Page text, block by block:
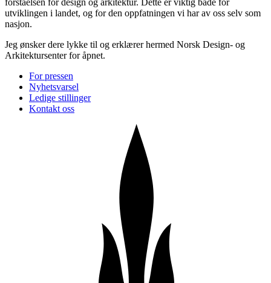
utviklingen i landet, og for den oppfatningen vi har av oss selv som
nasjon.
Jeg ønsker dere lykke til og erklærer hermed Norsk Design- og
Arkitektursenter for åpnet.
For pressen
Nyhetsvarsel
Ledige stillinger
Kontakt oss